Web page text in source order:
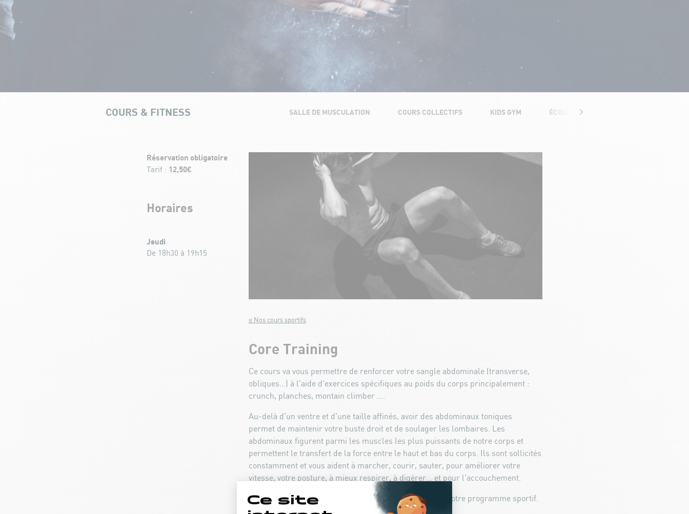
COURS & FITNESS SALLE DE MUSCULATION COURS COLLECTIFS KIDS GYM ÉCOLE DU DOS
≤ Nos cours sportifs
Core Training
Ce cours va vous permettre de renforcer votre sangle abdominale (transverse,
obliques...) à l'aide d'exercices spécifiques au poids du corps principalement :
crunch, planches, montain climber ....
Au-delà d'un ventre et d'une taille affinés, avoir des abdominaux toniques
permet de maintenir votre buste droit et de soulager les lombaires. Les
abdominaux figurent parmi les muscles les plus puissants de notre corps et
permettent le transfert de la force entre le haut et bas du corps. Ils sont sollicités
constamment et vous aident à marcher, courir, sauter, pour améliorer votre
vitesse, votre posture, à mieux respirer, à digérer... et pour l'accouchement.
Idéal à combiner avec l'un de nos cours plus cardio de notre programme sportif.
Réservation obligatoire
Tarif : 12,50€
Horaires
Jeudi
De 18h30 à 19h15